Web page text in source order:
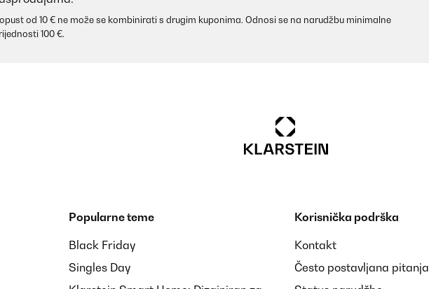
od 10 € ne može se kombinirati s drugim kuponima. Odnosi se na narudžbu minimalne
100 €.
Popularne teme
Black Friday
Singles Day
Korisnička podrška
Kontakt
Često postavljana pitanja